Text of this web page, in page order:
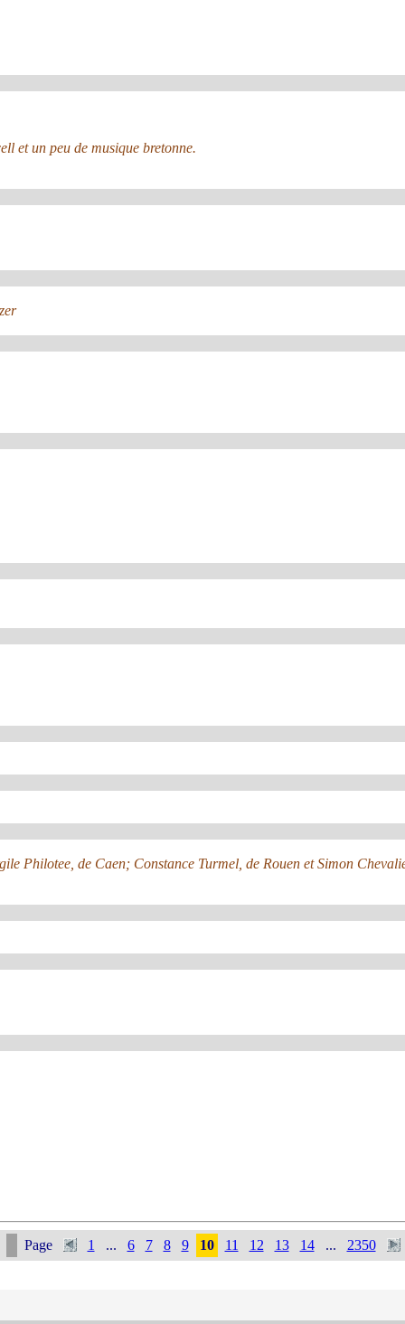
et un peu de musique bretonne.
Philotee, de Caen; Constance Turmel, de Rouen et Simon
Page 1 ... 6 7 8 9 10 11 12 13 14 ... 2350